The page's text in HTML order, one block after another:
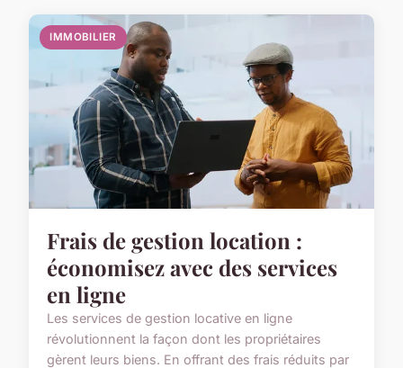
IMMOBILIER
Frais de gestion location :
économisez avec des services
en ligne
Les services de gestion locative en ligne
révolutionnent la façon dont les propriétaires
gèrent leurs biens. En offrant des frais réduits par